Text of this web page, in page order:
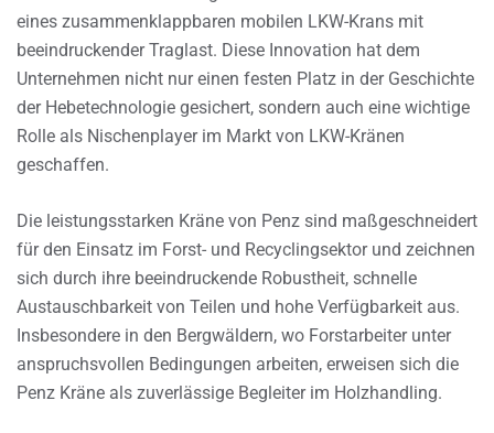
eines zusammenklappbaren mobilen LKW-Krans mit
beeindruckender Traglast. Diese Innovation hat dem
Unternehmen nicht nur einen festen Platz in der Geschichte
der Hebetechnologie gesichert, sondern auch eine wichtige
Rolle als Nischenplayer im Markt von LKW-Kränen
geschaffen.
Die leistungsstarken Kräne von Penz sind maßgeschneidert
für den Einsatz im Forst- und Recyclingsektor und zeichnen
sich durch ihre beeindruckende Robustheit, schnelle
Austauschbarkeit von Teilen und hohe Verfügbarkeit aus.
Insbesondere in den Bergwäldern, wo Forstarbeiter unter
anspruchsvollen Bedingungen arbeiten, erweisen sich die
Penz Kräne als zuverlässige Begleiter im Holzhandling.